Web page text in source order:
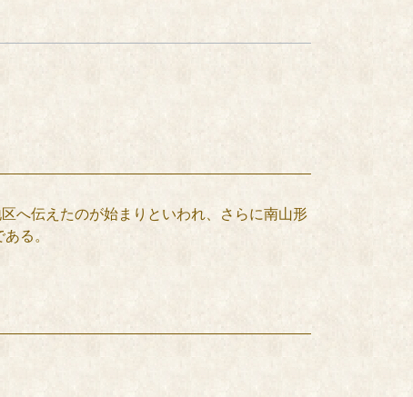
へ伝えたのが始まりといわれ、さらに南山形
る。